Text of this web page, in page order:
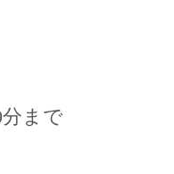
分まで